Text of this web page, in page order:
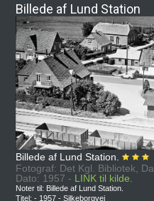
Billede af Lund Station
Billede af Lund Station.
Fotograf: Det Kgl. Bibliotek,
Dato: 1957 - LINK til kilde.
Noter til: Billede af Lund Station.
Titel: - 1957 - Silkeborgvej